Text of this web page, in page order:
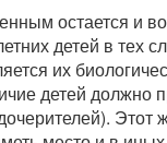
остается и
детей в тех
их
детей должно
Этот